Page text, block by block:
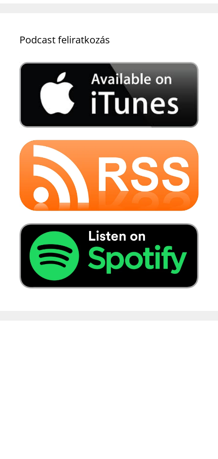
Podcast feliratkozás